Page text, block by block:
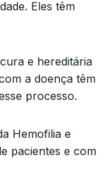
Eles têm
e hereditária
a doença têm
processo.
Hemofilia e
pacientes e com